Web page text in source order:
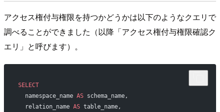
アクセス権付与権限を持つかどうかは以下のようなクエリで
調べることができました（以降「アクセス権付与権限確認ク
エリ」と呼びます）。
SELECT
  namespace_name
AS schema_name,
  relation_name
AS table_name,